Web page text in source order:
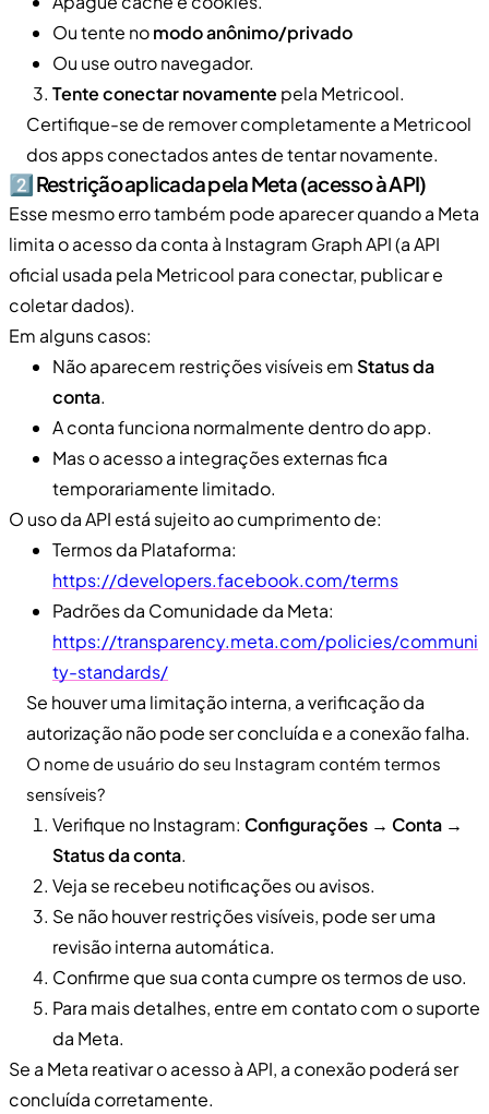
Ou tente nomodo anônimo/privado
Ou use outro navegador.
Tente conectar novamente pela Metricool.
Certifique-se de remover completamente a Metricool
dos apps conectados antes de tentar novamente.
2️⃣ Restrição aplicada pela Meta (acesso à API)
Esse mesmo erro também pode aparecer quando a Meta
limita o acesso da conta à Instagram Graph API (a API
oficial usada pela Metricool para conectar, publicar e
coletar dados).
Em alguns casos:
Não aparecem restrições visíveis em Status da
conta.
A conta funciona normalmente dentro do app.
Mas o acesso a integrações externas fica
temporariamente limitado.
O uso da API está sujeito ao cumprimento de:
Termos da Plataforma:
https://developers.facebook.com/terms
Padrões da Comunidade da Meta:
https://transparency.meta.com/policies/communi
ty-standards/
Se houver uma limitação interna, a verificação da
autorização não pode ser concluída e a conexão falha.
O nome de usuário do seu Instagram contém termos
sensíveis?
Verifique no Instagram: Configurações → Conta →
Status da conta.
Veja se recebeu notificações ou avisos.
Se não houver restrições visíveis, pode ser uma
revisão interna automática.
Confirme que sua conta cumpre os termos de uso.
Para mais detalhes, entre em contato com o suporte
da Meta.
Se a Meta reativar o acesso à API, a conexão poderá ser
concluída corretamente.